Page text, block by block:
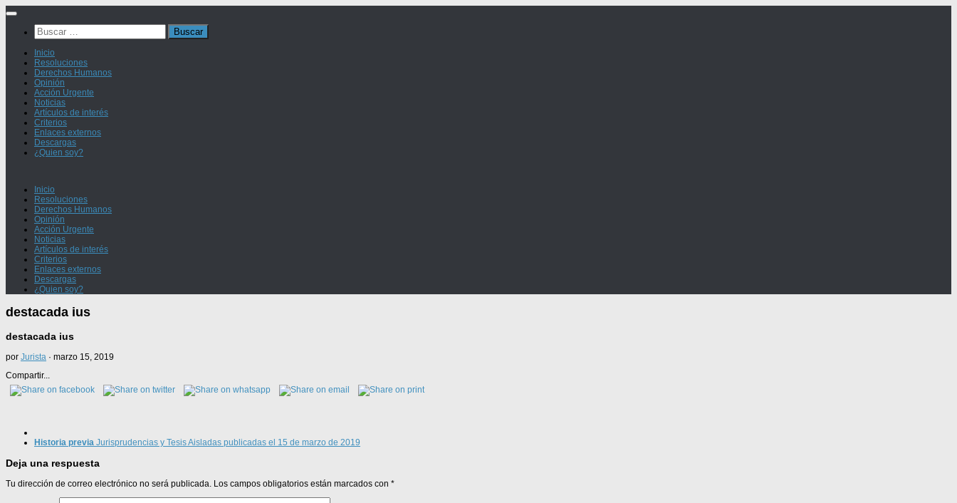
Saltar
contenidoBuscar:
Inicio
Resoluciones
Derechos Humanos
Opinión
Acción Urgente
Noticias
Artículos de interés
Criterios
Enlaces externos
Descargas
¿Quien soy?
Inicio
Resoluciones
Derechos Humanos
Opinión
Acción Urgente
Noticias
Artículos de interés
Criterios
Enlaces externos
Descargas
¿Quien soy?
destacada ius
destacada ius
por Jurista · marzo 15, 2019
Compartir...
Historia previa Jurisprudencias y Tesis Aisladas publicadas el 15 de marzo de 2019
Deja una respuesta
Tu dirección de correo electrónico no será publicada. Los campos obligatorios están marcados con *